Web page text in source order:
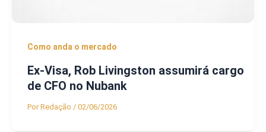
Como anda o mercado
Ex-Visa, Rob Livingston assumirá cargo
de CFO no Nubank
PorRedação / 02/06/2026